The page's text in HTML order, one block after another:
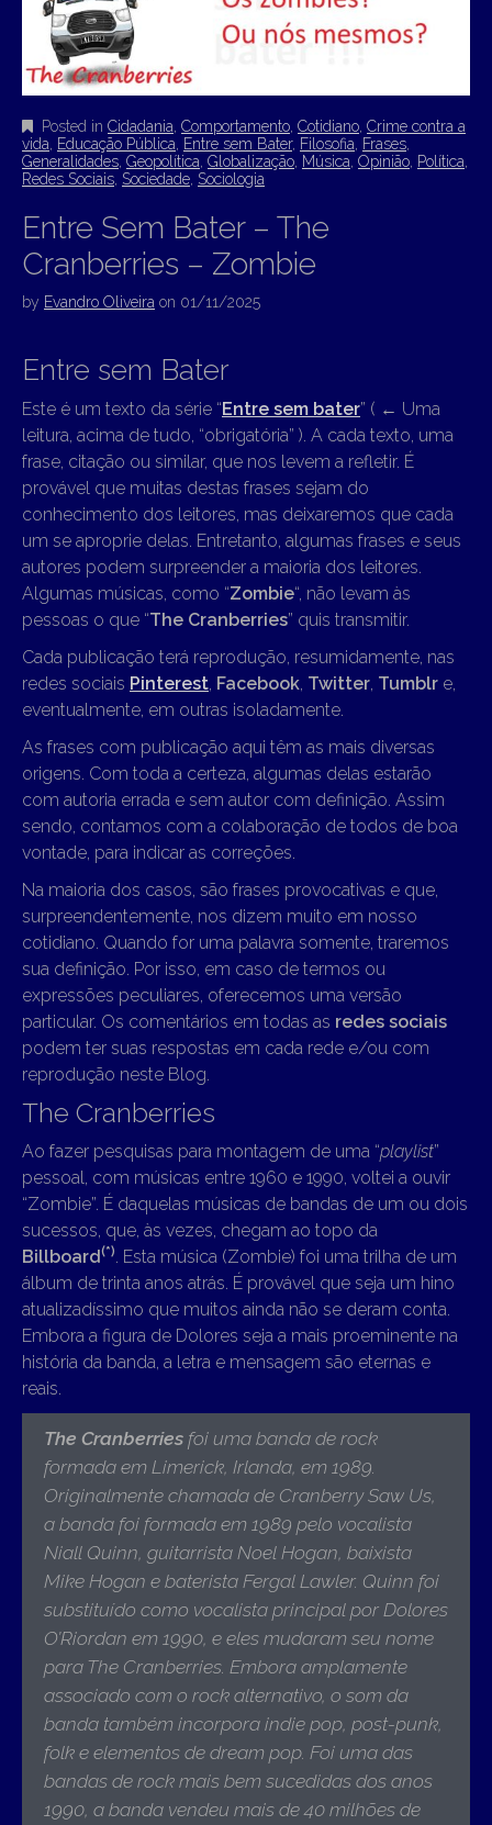
Posted in Cidadania Comportamento Cotidiano Crime contra a
vida
Educação Pública Entre sem Bater, Filosofia Frases
Generalidades Geopolítica Globalização Música Opinião Política
Redes Sociais Sociedade Sociologia
Entre Sem Bater – The
Cranberries – Zombie
by Evandro Oliveira on 01/11/2025
Entre sem Bater
Este é um texto da série “Entre sem bater” ( ← Uma
leitura, acima de tudo, “obrigatória” ). A cada texto, uma
frase, citação ou similar, que nos levem a refletir. É
provável que muitas destas frases sejam do
conhecimento dos leitores, mas deixaremos que cada
um se aproprie delas. Entretanto, algumas frases e seus
autores podem surpreender a maioria dos leitores.
Algumas músicas, como “Zombie“, não levam às
pessoas o que “The Cranberries” quis transmitir.
Cada publicação terá reprodução, resumidamente, nas
redes sociais Pinterest, Facebook, Twitter, Tumblr e,
eventualmente, em outras isoladamente.
As frases com publicação aqui têm as mais diversas
origens. Com toda a certeza, algumas delas estarão
com autoria errada e sem autor com definição. Assim
sendo, contamos com a colaboração de todos de boa
vontade, para indicar as correções.
Na maioria dos casos, são frases provocativas e que,
surpreendentemente, nos dizem muito em nosso
cotidiano. Quando for uma palavra somente, traremos
sua definição. Por isso, em caso de termos ou
expressões peculiares, oferecemos uma versão
particular. Os comentários em todas as redes sociais
podem ter suas respostas em cada rede e/ou com
reprodução neste Blog.
The Cranberries
Ao fazer pesquisas para montagem de uma “playlist”
pessoal, com músicas entre 1960 e 1990, voltei a ouvir
“Zombie”. É daquelas músicas de bandas de um ou dois
sucessos, que, às vezes, chegam ao topo da
Billboard(*). Esta música (Zombie) foi uma trilha de um
álbum de trinta anos atrás. É provável que seja um hino
atualizadíssimo que muitos ainda não se deram conta.
Embora a figura de Dolores seja a mais proeminente na
história da banda, a letra e mensagem são eternas e
reais.
The Cranberries foi uma banda de rock
formada em Limerick, Irlanda, em 1989.
Originalmente chamada de Cranberry Saw Us,
a banda foi formada em 1989 pelo vocalista
Niall Quinn, guitarrista Noel Hogan, baixista
Mike Hogan e baterista Fergal Lawler. Quinn foi
substituído como vocalista principal por Dolores
O’Riordan em 1990, e eles mudaram seu nome
para The Cranberries. Embora amplamente
associado com o rock alternativo, o som da
banda também incorpora indie pop, post-punk,
folk e elementos de dream pop. Foi uma das
bandas de rock mais bem sucedidas dos anos
1990, a banda vendeu mais de 40 milhões de